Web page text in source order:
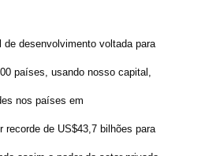
desenvolvimento voltada para
países, usando nosso capital,
nos países em
de US$43,7 bilhões para